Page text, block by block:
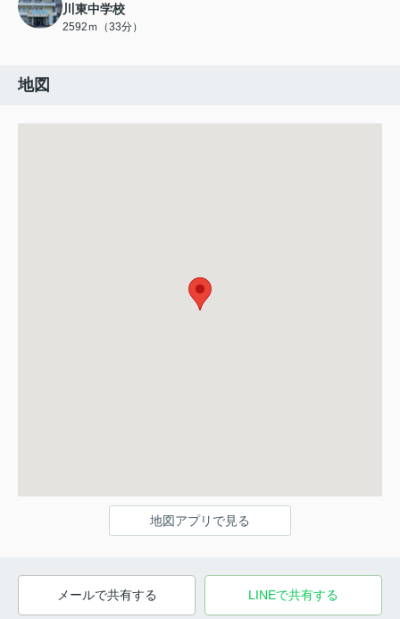
川東中学校
2592ｍ（33分）
地図
地図アプリで見る
メールで共有する LINEで共有する